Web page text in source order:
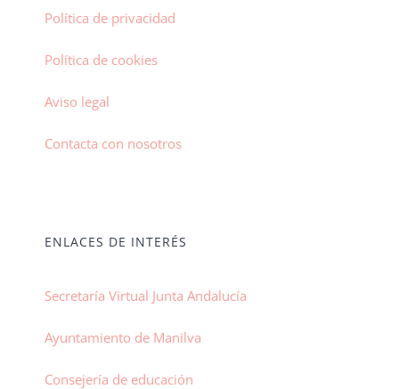
Política de privacidad
Política de cookies
Aviso legal
Contacta con nosotros
ENLACES DE INTERÉS
Secretaría Virtual Junta Andalucía
Ayuntamiento de Manilva
Consejería de educación